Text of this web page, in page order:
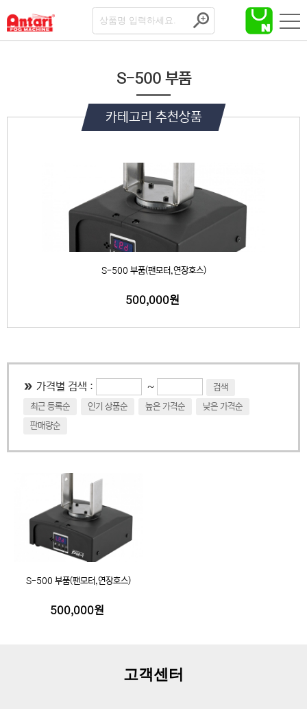
S-500 부품
카테고리 추천상품
S-500 부품(팬모터,연장호스)
500,000원
가격별 검색 : ~
검색
최근 등록순
인기 상품순 높은 가격순
낮은 가격순
판매량순
S-500 부품(팬모터,연장호스)
500,000원
고객센터